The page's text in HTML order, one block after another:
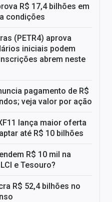
R$ 17,4 bilhões em
condições
(PETR4) aprova
iniciais podem
abrem neste
pagamento de R$
veja valor por ação
lança maior oferta
até R$ 10 bilhões
R$ 10 mil na
e Tesouro?
R$ 52,4 bilhões no